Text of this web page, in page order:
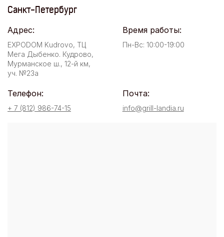
Санкт-Петербург
Адрес:
EXPODOM Kudrovo, ТЦ
Мега Дыбенко. Кудрово,
Мурманское ш., 12-й км,
уч. №23а
Время работы:
Пн-Вс: 10:00-19:00
Телефон:
+ 7 (812) 986-74-15
Почта:
info@grill-landia.ru